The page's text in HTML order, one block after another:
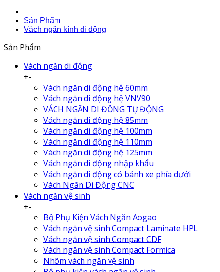
Sản Phẩm
Vách ngăn kính di động
Sản Phẩm
Vách ngăn di động
+-
Vách ngăn di động hệ 60mm
Vách ngăn di động hệ VNV90
VÁCH NGĂN DI ĐỘNG TỰ ĐỘNG
Vách ngăn di động hệ 85mm
Vách ngăn di động hệ 100mm
Vách ngăn di động hệ 110mm
Vách ngăn di động hệ 125mm
Vách ngăn di động nhập khẩu
Vách ngăn di động có bánh xe phía dưới
Vách Ngăn Di Động CNC
Vách ngăn vệ sinh
+-
Bộ Phụ Kiện Vách Ngăn Aogao
Vách ngăn vệ sinh Compact Laminate HPL
Vách ngăn vệ sinh Compact CDF
Vách ngăn vệ sinh Compact Formica
Nhôm vách ngăn vệ sinh